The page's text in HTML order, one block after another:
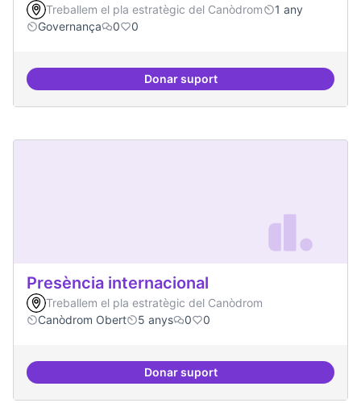
Treballem el pla estratègic del Canòdrom
1 any
Governança
0 0
Donar suportProcés participatiu
Presència internacional
Treballem el pla estratègic del Canòdrom
Canòdrom Obert
5 anys 0 0
Donar suportPresència internacional